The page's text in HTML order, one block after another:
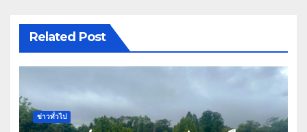
Related Post
ข่าวทั่วไป